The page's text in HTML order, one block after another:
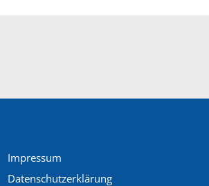
Impressum
Datenschutzerklärung